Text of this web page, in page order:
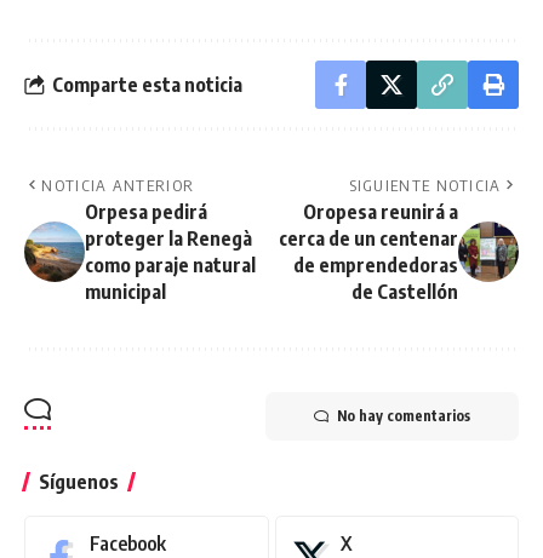
Comparte esta noticia
NOTICIA ANTERIOR
Orpesa pedirá
proteger la Renegà
como paraje natural
municipal
SIGUIENTE NOTICIA
Oropesa reunirá a
cerca de un centenar
de emprendedoras
de Castellón
No hay comentarios
Síguenos
Facebook X